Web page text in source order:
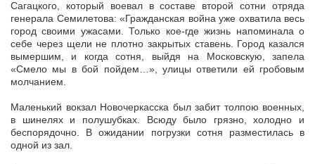
Сагацкого, который воевал в составе второй сотни отряда
генерала Семилетова: «Гражданская война уже охватила весь
город своими ужасами. Только кое-где жизнь напоминала о
себе через щели не плотно закрытых ставень. Город казался
вымершим, и когда сотня, выйдя на Московскую, запела
«Смело мы в бой пойдем…», улицы ответили ей гробовым
молчанием.
Маленький вокзал Новочеркасска был забит толпою военных,
в шинелях и полушубках. Всюду было грязно, холодно и
беспорядочно. В ожидании погрузки сотня разместилась в
одной из зал.